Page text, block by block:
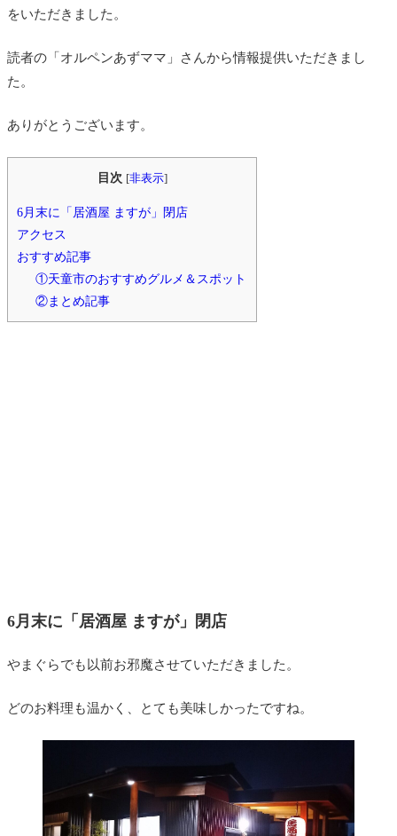
をいただきました。
読者の「オルペンあずママ」さんから情報提供いただきまし
た。
ありがとうございます。
目次 [非表示]
6月末に「居酒屋 ますが」閉店
アクセス
おすすめ記事
①天童市のおすすめグルメ＆スポット
②まとめ記事
6月末に「居酒屋 ますが」閉店
やまぐらでも以前お邪魔させていただきました。
どのお料理も温かく、とても美味しかったですね。